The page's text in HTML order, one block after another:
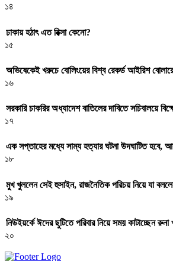
১৪
ঢাকায় হঠাৎ এত রিক্সা কেনো?
১৫
অভিষেকেই খরুচে বোলিংয়ের বিশ্ব রেকর্ড আইরিশ
১৬
সরকারি চাকরির অধ্যাদেশ বাতিলের দাবিতে সচিবালয়ে
১৭
এক সপ্তাহের মধ্যে সাম্য হত্যার ঘটনা উদঘাটিত হবে,
১৮
মুখ খুললেন সেই হুসাইন, রাজনৈতিক পরিচয় নিয়ে যা
১৯
নিউইয়র্কে ঈদের ছুটিতে পরিবার নিয়ে সময় কাটাচ্ছেন রুনা
২০